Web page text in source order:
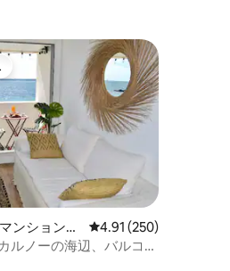
ンション・
レビュー250件、5つ
4.91 (250)
ルノーの海辺、バルコニ